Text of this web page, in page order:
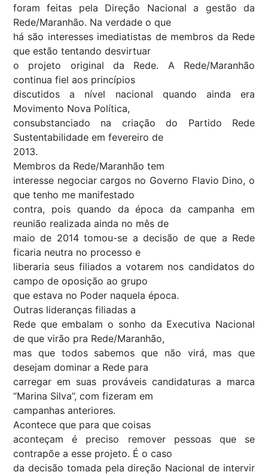
foram feitas pela Direção Nacional a gestão da
Rede/Maranhão. Na verdade o que
há são interesses imediatistas de membros da Rede
que estão tentando desvirtuar
o projeto original da Rede. A Rede/Maranhão
continua fiel aos princípios
discutidos a nível nacional quando ainda era
Movimento Nova Política,
consubstanciado na criação do Partido Rede
Sustentabilidade em fevereiro de
2013.
Membros da Rede/Maranhão tem
interesse negociar cargos no Governo Flavio Dino, o
que tenho me manifestado
contra, pois quando da época da campanha em
reunião realizada ainda no mês de
maio de 2014 tomou-se a decisão de que a Rede
ficaria neutra no processo e
liberaria seus filiados a votarem nos candidatos do
campo de oposição ao grupo
que estava no Poder naquela época.
Outras lideranças filiadas a
Rede que embalam o sonho da Executiva Nacional
de que virão pra Rede/Maranhão,
mas que todos sabemos que não virá, mas que
desejam dominar a Rede para
carregar em suas prováveis candidaturas a marca
“Marina Silva”, com fizeram em
campanhas anteriores.
Acontece que para que coisas
aconteçam é preciso remover pessoas que se
contrapõe a esse projeto. É o caso
da decisão tomada pela direção Nacional de intervir